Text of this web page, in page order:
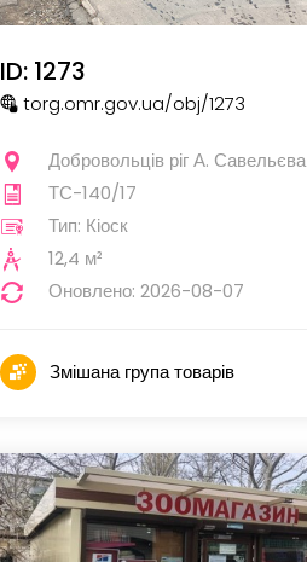
ID: 1273
torg.omr.gov.ua/obj/1273
Добровольців ріг А. Савельєва
ТС-140/17
Тип: Кіоск
12,4 м²
Оновлено: 2026-08-07
Змішана група товарів